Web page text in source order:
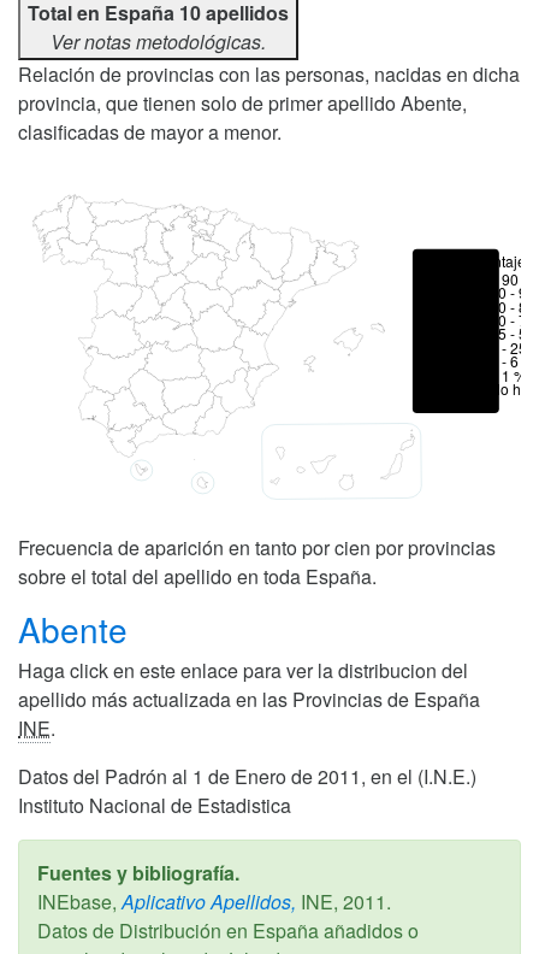
Total en España 10 apellidos
Ver notas metodológicas.
Relación de provincias con las personas, nacidas en dicha
provincia, que tienen solo de primer apellido Abente,
clasificadas de mayor a menor.
Porcentajes
> 90 %
80 -
70 -
50 -
25 -
6 - 25
1 - 6 %
< 1 %
No hay
Frecuencia de aparición en tanto por cien por provincias
sobre el total del apellido en toda España.
Abente
Haga click en este enlace para ver la distribucion del
apellido más actualizada en las Provincias de España
INE.
Datos del Padrón al 1 de Enero de 2011, en el (I.N.E.)
Instituto Nacional de Estadistica
Fuentes y bibliografía.
INEbase,Aplicativo Apellidos, INE, 2011.
Datos de Distribución en España añadidos o